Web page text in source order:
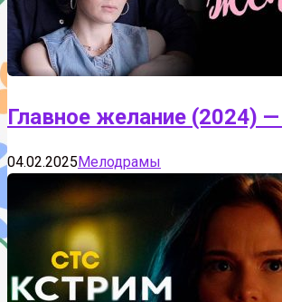
Главное желание (2024)
04.02.2025Мелодрамы